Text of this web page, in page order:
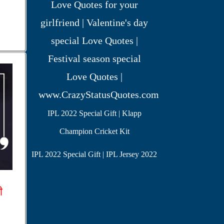
IPL 2022 Special Gift | Klapp
Champion Cricket Kit
IPL 2022 Special Gift | IPL Jersey 2022